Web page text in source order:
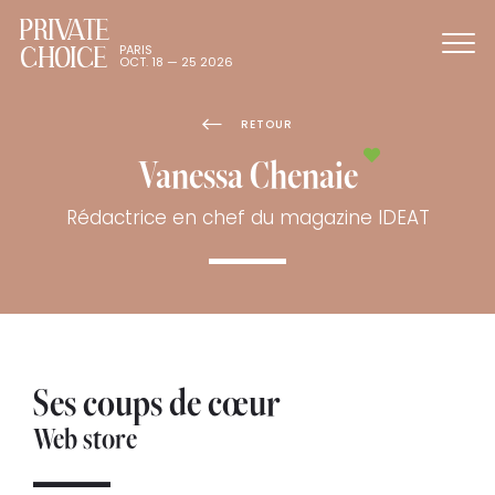
PRIVATE
CHOICE
PARIS
OCT. 18 — 25 2026
RETOUR
Vanessa Chenaie
Rédactrice en chef du magazine IDEAT
Ses coups de cœur
Web store